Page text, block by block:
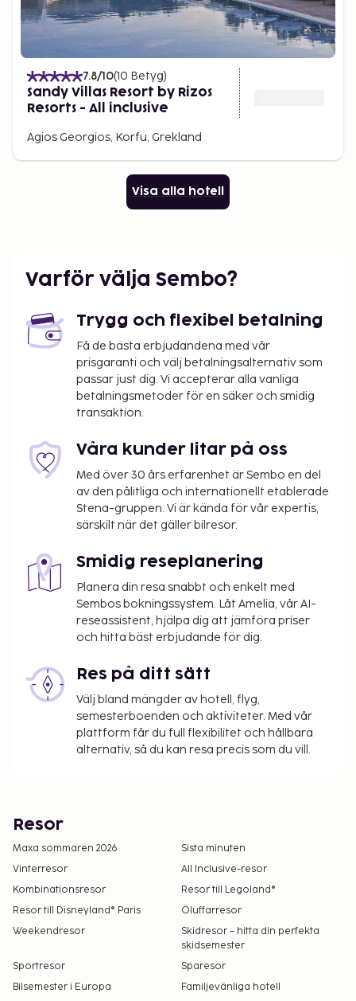
7.8/10(10 Betyg)
Sandy Villas Resort by Rizos
Resorts - All inclusive
Agios Georgios, Korfu, Grekland
Visa alla hotell
Varför välja Sembo?
Trygg och flexibel betalning
Få de bästa erbjudandena med vår
prisgaranti och välj betalningsalternativ som
passar just dig. Vi accepterar alla vanliga
betalningsmetoder för en säker och smidig
transaktion.
Våra kunder litar på oss
Med över 30 års erfarenhet är Sembo en del
av den pålitliga och internationellt etablerade
Stena-gruppen. Vi är kända för vår expertis,
särskilt när det gäller bilresor.
Smidig reseplanering
Planera din resa snabbt och enkelt med
Sembos bokningssystem. Låt Amelia, vår AI-
reseassistent, hjälpa dig att jämföra priser
och hitta bäst erbjudande för dig.
Res på ditt sätt
Välj bland mängder av hotell, flyg,
semesterboenden och aktiviteter. Med vår
plattform får du full flexibilitet och hållbara
alternativ, så du kan resa precis som du vill.
Resor
Maxa sommaren 2026
Sista minuten
Vinterresor
All Inclusive-resor
Kombinationsresor
Resor till Legoland®
Resor till Disneyland® Paris
Öluffarresor
Weekendresor
Skidresor – hitta din perfekta
skidsemester
Sportresor
Sparesor
Bilsemester i Europa
Familjevänliga hotell